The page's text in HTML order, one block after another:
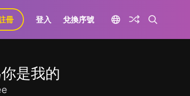
冊 登入 兌換序號
是我的